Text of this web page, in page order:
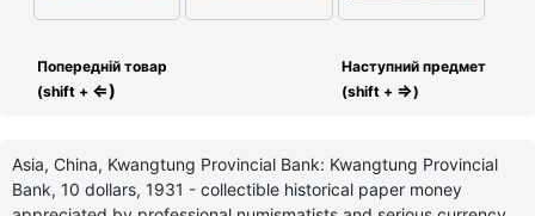
Попередній товар
(shift + ⇐)
Наступний предмет
(shift + ⇒)
Asia, China, Kwangtung Provincial Bank: Kwangtung Provincial
Bank, 10 dollars, 1931 - collectible historical paper money